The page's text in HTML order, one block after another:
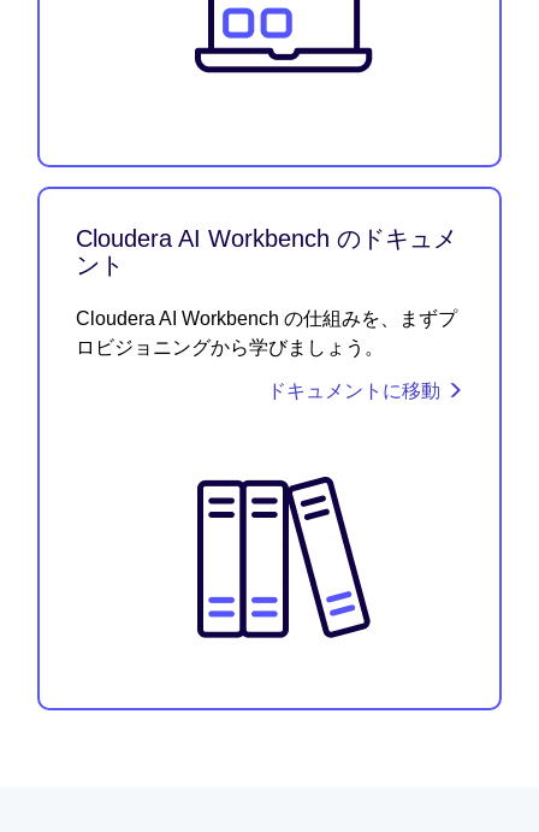
Cloudera AI Workbench のドキュメ
ント
Cloudera AI Workbench の仕組みを、まずプ
ロビジョニングから学びましょう。
ドキュメントに移動